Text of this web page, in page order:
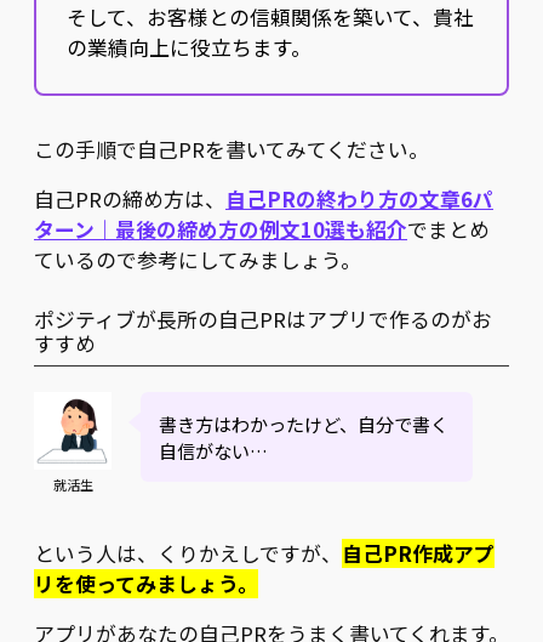
そして、お客様との信頼関係を築いて、貴社
の業績向上に役立ちます。
この手順で自己PRを書いてみてください。
自己PRの締め方は、 自己PRの終わり方の文章6パ
ターン｜最後の締め方の例文10選も紹介でまとめ
ているので参考にしてみましょう。
ポジティブが長所の自己PRはアプリで作るのがお
すすめ
就活生
書き方はわかったけど、自分で書く
自信がない…
という人は、くりかえしですが、 自己PR作成アプ
リを使ってみましょう。
アプリがあなたの自己PRをうまく書いてくれます。